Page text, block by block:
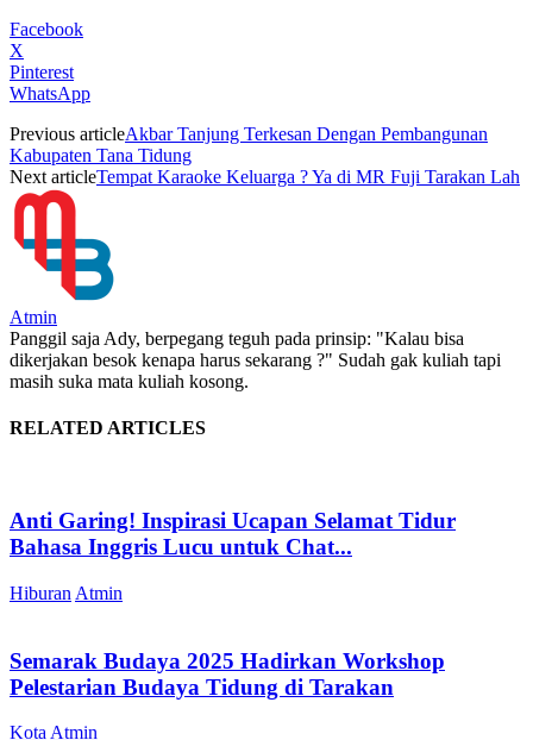
Facebook
X
Pinterest
WhatsApp
Previous articleAkbar Tanjung Terkesan Dengan Pembangunan
Kabupaten Tana Tidung
Next articleTempat Karaoke Keluarga ? Ya di MR Fuji Tarakan Lah
Atmin
Panggil saja Ady, berpegang teguh pada prinsip: "Kalau bisa
dikerjakan besok kenapa harus sekarang ?" Sudah gak kuliah tapi
masih suka mata kuliah kosong.
RELATED ARTICLES
Anti Garing! Inspirasi Ucapan Selamat Tidur
Bahasa Inggris Lucu untuk Chat...
Hiburan Atmin
Semarak Budaya 2025 Hadirkan Workshop
Pelestarian Budaya Tidung di Tarakan
Kota Atmin